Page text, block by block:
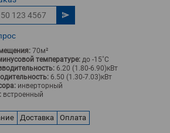
70м²
температуре:до -15˚С
6.20 (1.80-6.90)кВт
6.50 (1.30-7.03)кВт
инверторный
встроенный
Доставка Оплата